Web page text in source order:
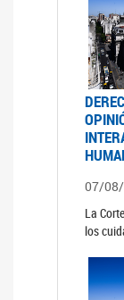
07/
La
los